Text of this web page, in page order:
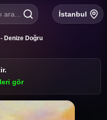
İstanbul
Denize Doğru
gör